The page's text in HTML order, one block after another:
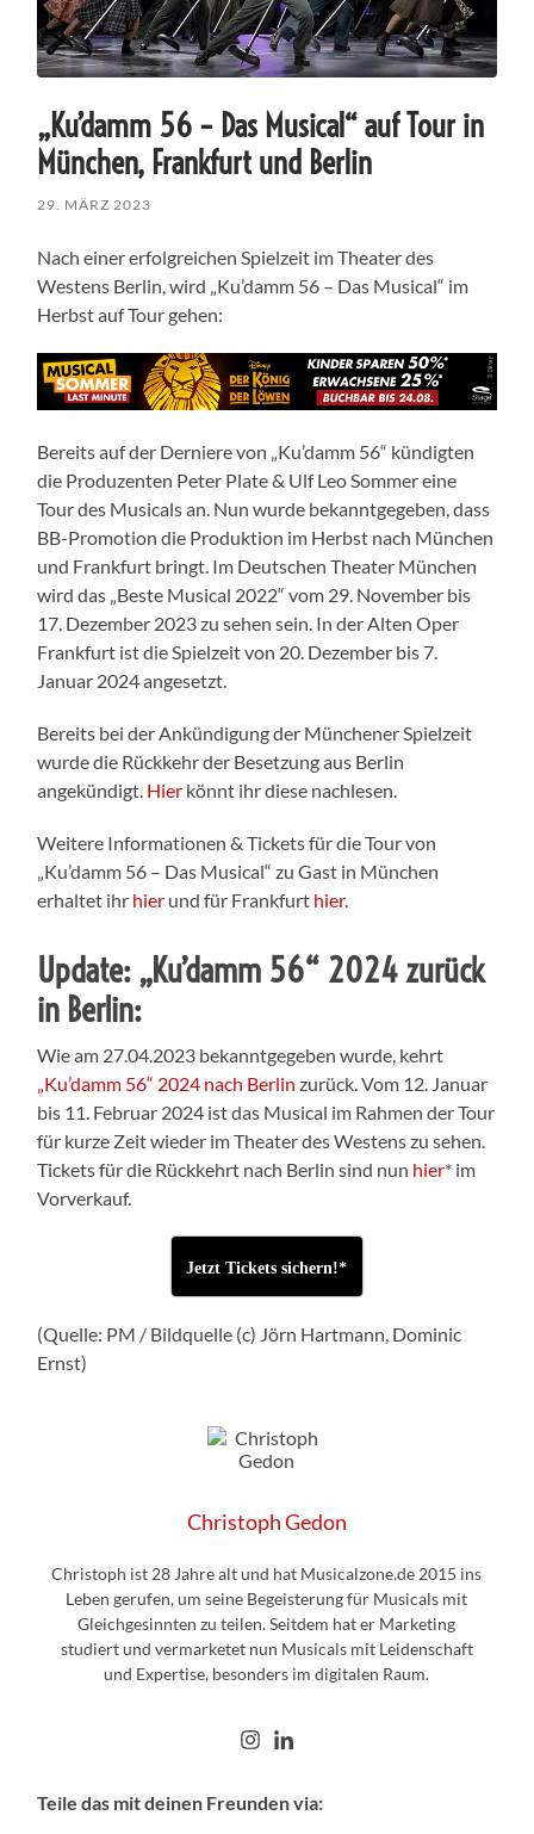
„Ku’damm 56 – Das Musical“ auf Tour in
München, Frankfurt und Berlin
29. MÄRZ 2023
Nach einer erfolgreichen Spielzeit im Theater des
Westens Berlin, wird „Ku’damm 56 – Das Musical“ im
Herbst auf Tour gehen:
Bereits auf der Derniere von „Ku’damm 56“ kündigten
die Produzenten Peter Plate & Ulf Leo Sommer eine
Tour des Musicals an. Nun wurde bekanntgegeben, dass
BB-Promotion die Produktion im Herbst nach München
und Frankfurt bringt. Im Deutschen Theater München
wird das „Beste Musical 2022“ vom 29. November bis
17. Dezember 2023 zu sehen sein. In der Alten Oper
Frankfurt ist die Spielzeit von 20. Dezember bis 7.
Januar 2024 angesetzt.
Bereits bei der Ankündigung der Münchener Spielzeit
wurde die Rückkehr der Besetzung aus Berlin
angekündigt. Hier könnt ihr diese nachlesen.
Weitere Informationen & Tickets für die Tour von
„Ku’damm 56 – Das Musical“ zu Gast in München
erhaltet ihr hier und für Frankfurt hier.
Update: „Ku’damm 56“ 2024 zurück
in Berlin:
Wie am 27.04.2023 bekanntgegeben wurde, kehrt
„Ku’damm 56“ 2024 nach Berlin zurück. Vom 12. Januar
bis 11. Februar 2024 ist das Musical im Rahmen der Tour
für kurze Zeit wieder im Theater des Westens zu sehen.
Tickets für die Rückkehrt nach Berlin sind nun hier* im
Vorverkauf.
Jetzt Tickets sichern!*
(Quelle: PM / Bildquelle (c) Jörn Hartmann, Dominic
Ernst)
Christoph Gedon
Christoph ist 28 Jahre alt und hat Musicalzone.de 2015 ins
Leben gerufen, um seine Begeisterung für Musicals mit
Gleichgesinnten zu teilen. Seitdem hat er Marketing
studiert und vermarketet nun Musicals mit Leidenschaft
und Expertise, besonders im digitalen Raum.
Teile das mit deinen Freunden via: